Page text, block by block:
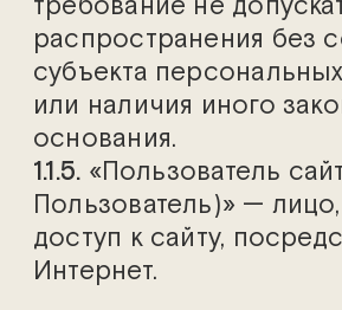
распространения без
субъекта
или наличия иного
основания.
1.1.5. «Пользователь
Пользователь)» —
доступ к сайту,
Интернет.